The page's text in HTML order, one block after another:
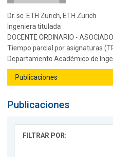
Dr. sc. ETH Zurich, ETH Zurich
Ingeniera titulada
DOCENTE ORDINARIO - ASOCIADO
Tiempo parcial por asignaturas
Departamento Académico de
Publicaciones
FILTRAR POR: